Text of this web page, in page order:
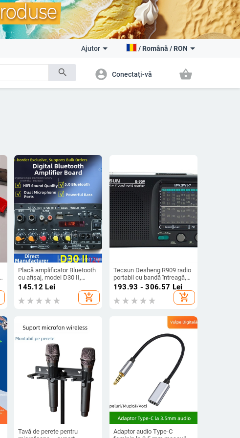
search
Ajutor / Română / RON
account_circle Conectați-vă shopping_basket
Placă amplificator Bluetooth
cu afișaj, model D30 II,
brand Pinyu; Intrări
Bluetooth, USB, TF, FM radio;
Putere 25W; Alimentare
145.12 Lei
add_shopping_cart
Tecsun Desheng R909 radio
portabil cu bandă întreagă,
reglare manuală a stațiilor,
încorporat
193.93 - 306.57 Lei
add_shopping_cart
Tavă de perete pentru
Adaptor audio Type-C